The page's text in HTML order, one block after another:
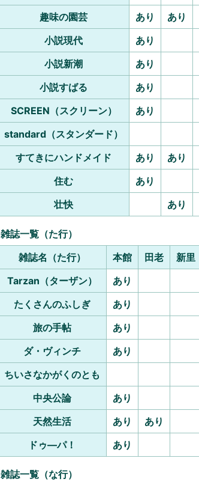
趣味の園芸
あり あり
小説現代
あり
小説新潮
あり
小説すばる
あり
SCREEN（スクリーン）
あり
standard（スタンダード）
すてきにハンドメイド
あり あり
住む
あり
壮快
あり
雑誌一覧（た行）
雑誌名（た行） 本館 田老 新里
Tarzan（ターザン）
あり
たくさんのふしぎ
あり
旅の手帖
あり
ダ・ヴィンチ
あり
ちいさなかがくのとも
中央公論
あり
天然生活
あり
あり
ドゥ―パ！
あり
雑誌一覧（な行）